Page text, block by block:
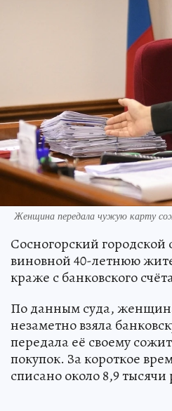
Женщина передала чужую карту
Сосногорский городской
виновной 40-летнюю
краже с банковского
По данным суда,
незаметно взяла
передала её своему
покупок. За короткое
списано около 8,9 тысячи